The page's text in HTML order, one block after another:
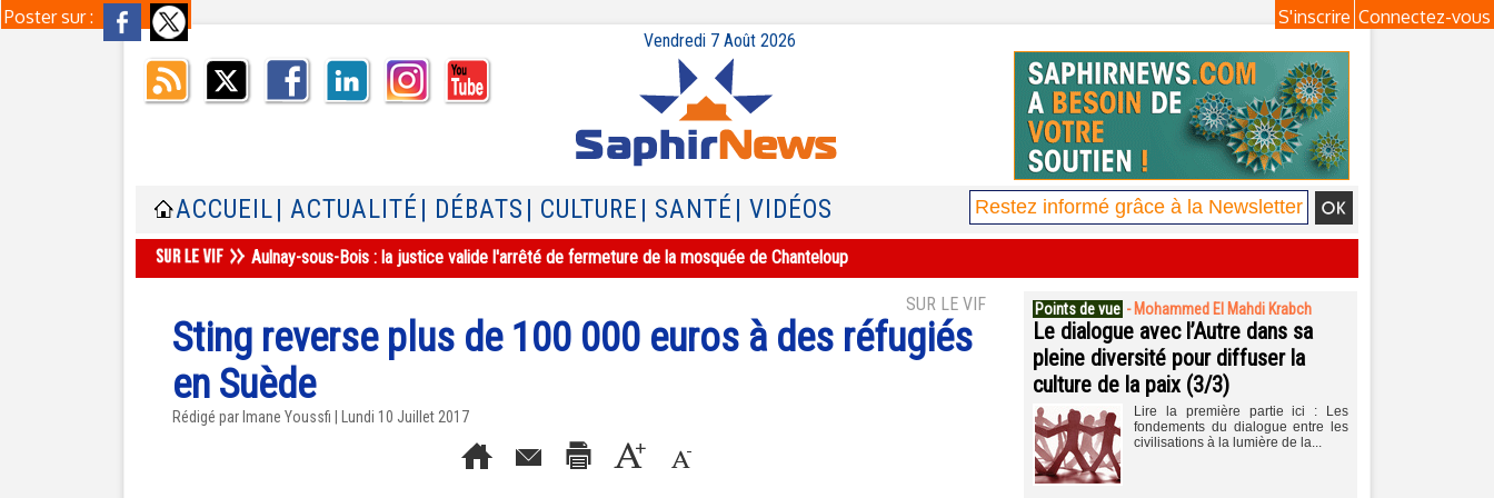
Poster sur : Connectez-vous
S'inscrire
Vendredi 7 Août 2026
ACCUEIL | ACTUALITÉ | DÉBATS | CULTURE | SANTÉ | VIDÉOS
Aulnay-sous-Bois : la justice valide l'arrêté de fermeture de la mosquée de Chanteloup
SUR LE VIF
Sting reverse plus de 100 000 euros à des réfugiés
en Suède
Rédigé par Imane Youssfi | Lundi 10 Juillet 2017
Points de vue - Mohammed El Mahdi Krabch
Le dialogue avec l’Autre dans sa
pleine diversité pour diffuser la
culture de la paix (3/3)
Lire la première partie ici : Les
fondements du dialogue entre les
civilisations à la lumière de la...